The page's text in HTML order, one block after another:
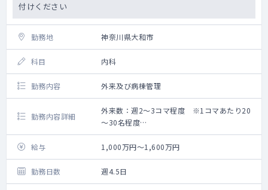
付けください
勤務地 神奈川県大和市
科目 内科
勤務内容 外来及び病棟管理
勤務内容詳細
外来数：週2～3コマ程度 ※1コマあたり20
～30名程度
救急搬入数：1,2台/1日 ※月50件程度
給与
1,000万円～1,600万円
勤務日数 週4.5日